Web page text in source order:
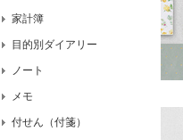
家計簿
目的別ダイアリー
ノート
メモ
付せん（付箋）